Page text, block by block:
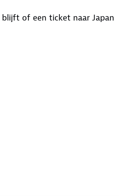
of een ticket naar Japan
opschrijven en
adresjes of een
je kunt het allemaal kwijt in